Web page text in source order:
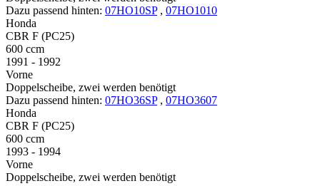
Dazu passend hinten: 07HO10SP , 07HO1010
Honda
CBR F (PC25)
600 ccm
1991 - 1992
Vorne
Doppelscheibe, zwei werden benötigt
Dazu passend hinten: 07HO36SP , 07HO3607
Honda
CBR F (PC25)
600 ccm
1993 - 1994
Vorne
Doppelscheibe, zwei werden benötigt